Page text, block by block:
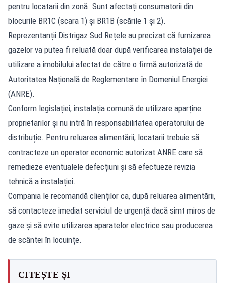
pentru locatarii din zonă. Sunt afectați consumatorii din
blocurile BR1C (scara 1) și BR1B (scările 1 și 2).
Reprezentanții Distrigaz Sud Rețele au precizat că furnizarea
gazelor va putea fi reluată doar după verificarea instalației de
utilizare a imobilului afectat de către o firmă autorizată de
Autoritatea Națională de Reglementare în Domeniul Energiei
(ANRE).
Conform legislației, instalația comună de utilizare aparține
proprietarilor și nu intră în responsabilitatea operatorului de
distribuție. Pentru reluarea alimentării, locatarii trebuie să
contracteze un operator economic autorizat ANRE care să
remedieze eventualele defecțiuni și să efectueze revizia
tehnică a instalației.
Compania le recomandă clienților ca, după reluarea alimentării,
să contacteze imediat serviciul de urgență dacă simt miros de
gaze și să evite utilizarea aparatelor electrice sau producerea
de scântei în locuințe.
CITEȘTE ȘI